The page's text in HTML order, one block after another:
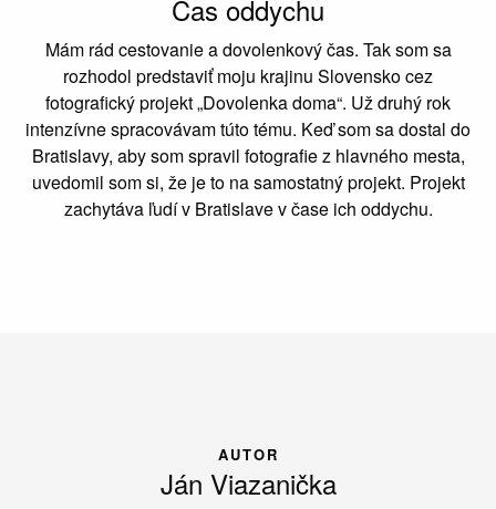
Čas oddychu
Mám rád cestovanie a dovolenkový čas. Tak som sa
rozhodol predstaviť moju krajinu Slovensko cez
fotografický projekt „Dovolenka doma“. Už druhý rok
intenzívne spracovávam túto tému. Keď som sa dostal do
Bratislavy, aby som spravil fotografie z hlavného mesta,
uvedomil som si, že je to na samostatný projekt. Projekt
zachytáva ľudí v Bratislave v čase ich oddychu.
AUTOR
Ján Viazanička